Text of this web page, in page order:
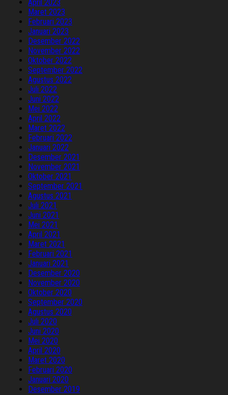
April 2023
Maret 2023
Februari 2023
Januari 2023
Desember 2022
November 2022
Oktober 2022
September 2022
Agustus 2022
Juli 2022
Juni 2022
Mei 2022
April 2022
Maret 2022
Februari 2022
Januari 2022
Desember 2021
November 2021
Oktober 2021
September 2021
Agustus 2021
Juli 2021
Juni 2021
Mei 2021
April 2021
Maret 2021
Februari 2021
Januari 2021
Desember 2020
November 2020
Oktober 2020
September 2020
Agustus 2020
Juli 2020
Juni 2020
Mei 2020
April 2020
Maret 2020
Februari 2020
Januari 2020
Desember 2019